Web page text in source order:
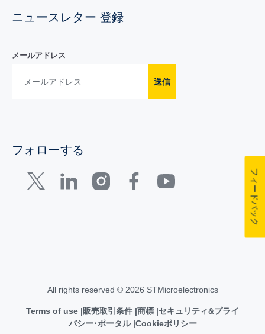
ニュースレター 登録
メールアドレス
送信
フォローする
All rights reserved © 2026 STMicroelectronics
Terms of use 販売取引条件 商標 セキュリティ&プライ
バシー･ポータル Cookieポリシー
フィードバック